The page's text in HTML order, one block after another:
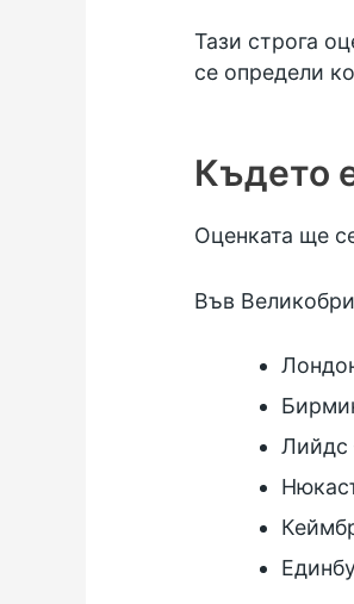
Тази строга
се определи
Където
Оценката ще
Във
Лийдс